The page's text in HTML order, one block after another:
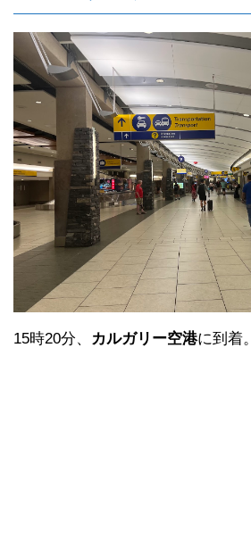
15時20分、 カルガリー空港に到着。